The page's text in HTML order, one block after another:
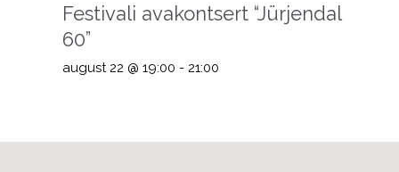
Festivali avakontsert “Jürjendal
60”
august 22 @ 19:00 - 21:00